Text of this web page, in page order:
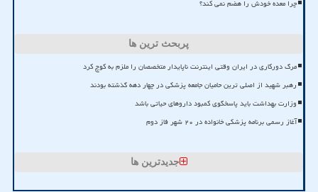
چرا معده خودش را هضم نمی کند؟
پربحث ترین ها
مرگ دورکاری در ایران وقتی اینترنت ناپایدار متخصصان را ملزم به کوچ کرد
رهبر شهید از اصلی ترین حامیان جامعه پزشکی در چهار دهه گذشته بودند
وزارت بهداشت باید پاسخگوی کمبود داروهای حیاتی باشد
آغاز رسمی برنامه پزشکی خانواده در ۲۰ شهر فاز دوم
جدیدترین ها